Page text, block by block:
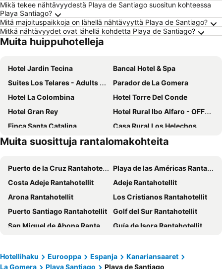
Mikä tekee nähtävyydestä Playa de Santiago suositun kohteessa
Playa Santiago?
Mitä majoituspaikkoja on lähellä nähtävyyttä Playa de Santiago?
Mitkä nähtävyydet ovat lähellä kohdetta Playa de Santiago?
Muita huippuhotelleja
Hotel Jardin Tecina
Bancal Hotel & Spa
Suites Los Telares - Adults Recommended
Parador de La Gomera
Hotel La Colombina
Hotel Torre Del Conde
Hotel Gran Rey
Hotel Rural Ibo Alfaro - OFFLINE HOTEL
Finca Santa Catalina
Casa Rural Los Helechos
Jardin Las Hayas
Hotel Rural Villa Hermigua
Hotel Rural Triana
Tamahuche Hotel Rural
Hotel Playa Calera
Apartamentos Martell
Apartment Izcague Castilla
Apartamentos Santa Ana
Jardin del Conde
Apartamentos Jardín del Conde
Casa Creativa
Goyo Gomera Apartments
Muita suosittuja rantalomakohteita
Puerto de la Cruz Rantahotellit
Playa de las Américas Rantahotellit
Costa Adeje Rantahotellit
Adeje Rantahotellit
Arona Rantahotellit
Los Cristianos Rantahotellit
Puerto Santiago Rantahotellit
Golf del Sur Rantahotellit
San Miguel de Abona Rantahotellit
Guía de Isora Rantahotellit
Los Gigantes Rantahotellit
Santa Úrsula Rantahotellit
Hotellihaku Eurooppa Espanja
Kanariansaaret
La Gomera
Playa Santiago Playa de Santiago